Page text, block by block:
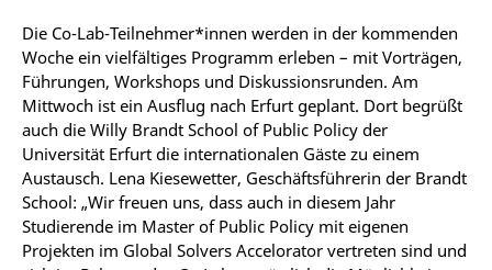
Die Co-Lab-Teilnehmer*innen werden in der kommenden
Woche ein vielfältiges Programm erleben – mit Vorträgen,
Führungen, Workshops und Diskussionsrunden. Am
Mittwoch ist ein Ausflug nach Erfurt geplant. Dort begrüßt
auch die Willy Brandt School of Public Policy der
Universität Erfurt die internationalen Gäste zu einem
Austausch. Lena Kiesewetter, Geschäftsführerin der Brandt
School: „Wir freuen uns, dass auch in diesem Jahr
Studierende im Master of Public Policy mit eigenen
Projekten im Global Solvers Accelorator vertreten sind und